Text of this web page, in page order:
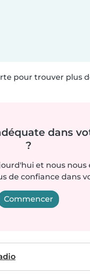
pour trouver plus
dans
?
et nous nous
de confiance dans
Commencer